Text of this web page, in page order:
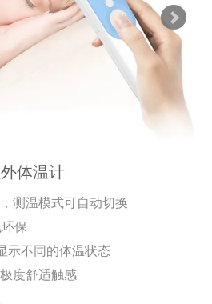
体温计
测温模式可自动切换
保
示不同的体温状态
度舒适触感